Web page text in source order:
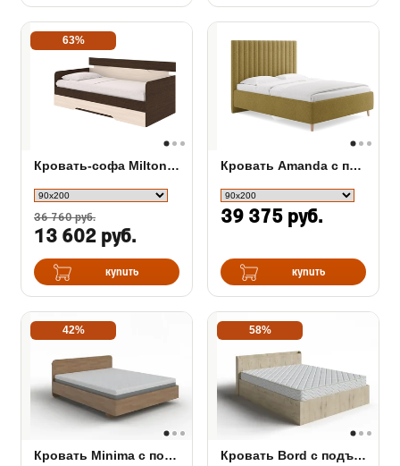
63%
Кровать-софа Milton с ящиком
36 760 руб.
13 602 руб.
купить
Кровать Amanda с подъемным механизмом
39 375 руб.
купить
42%
Кровать Minima с полкой и подъемным механизмом
58%
Кровать Bord с подъемным механизмом